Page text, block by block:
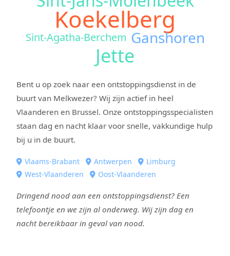
Koekelberg
Sint-Agatha-Berchem Ganshoren
Jette
Bent u op zoek naar een ontstoppingsdienst in de
buurt van Melkwezer? Wij zijn actief in heel
Vlaanderen en Brussel. Onze ontstoppingsspecialisten
staan dag en nacht klaar voor snelle, vakkundige hulp
bij u in de buurt.
Vlaams-Brabant Antwerpen
Limburg
West-Vlaanderen
Oost-Vlaanderen
Dringend nood aan een ontstoppingsdienst? Een
telefoontje en we zijn al onderweg. Wij zijn dag en
nacht bereikbaar in geval van nood.